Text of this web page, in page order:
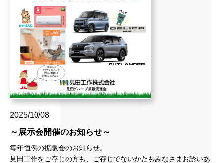
2025/10/08
～展示会開催のお知らせ～
毎年恒例の拡販会のお知らせ。
見田工作をご存じの方も、ご存じでないかたもみなさまお誘いあ